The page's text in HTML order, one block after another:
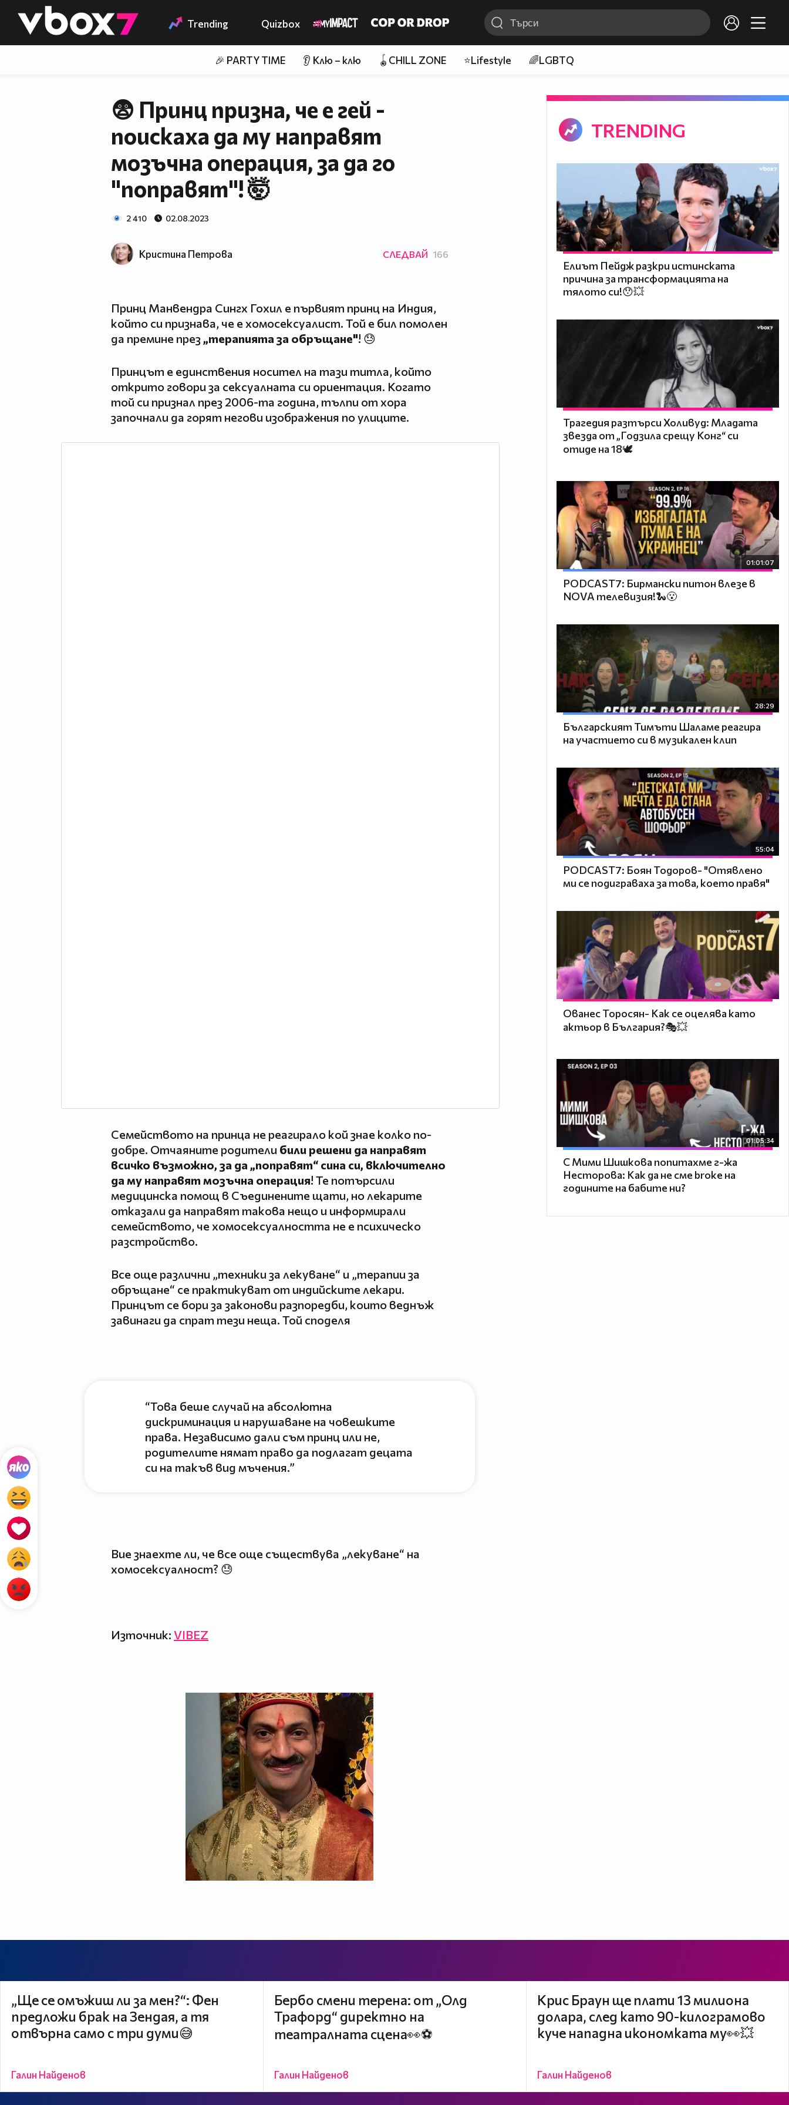
👾 Trending Quizbox
🎉 PARTY TIME 👂 Клю – клю 🪀CHILL ZONE ⭐Lifestyle 🌈LGBTQ
😨 Принц призна, че е гей -
поискаха да му направят
мозъчна операция, за да го
"поправят"! 🤯
2 410 02.08.2023
Кристина Петрова СЛЕДВАЙ 166
Принц Манвендра Сингх Гохил е първият принц на Индия,
който си признава, че е хомосексуалист. Той е бил помолен
да премине през „терапията за обръщане"! 😓
Принцът е единствения носител на тази титла, който
открито говори за сексуалната си ориентация. Когато
той си признал през 2006-та година, тълпи от хора
започнали да горят негови изображения по улиците.
Семейството на принца не реагирало кой знае колко по-
добре. Отчаяните родители били решени да направят
всичко възможно, за да „поправят“ сина си, включително
да му направят мозъчна операция! Те потърсили
медицинска помощ в Съединените щати, но лекарите
отказали да направят такова нещо и информирали
семейството, че хомосексуалността не е психическо
разстройство.
Все още различни „техники за лекуване“ и „терапии за
обръщане“ се практикуват от индийските лекари.
Принцът се бори за законови разпоредби, които веднъж
завинаги да спрат тези неща. Той споделя
“Това беше случай на абсолютна
дискриминация и нарушаване на човешките
права. Независимо дали съм принц или не,
родителите нямат право да подлагат децата
си на такъв вид мъчения.”
Вие знаехте ли, че все още съществува „лекуване“ на
хомосексуалност? 😓
Източник: VIBEZ
„Ще се омъжиш ли за мен?“: Фен
предложи брак на Зендая, а тя
отвърна само с три думи😅
Галин Найденов
Бербо смени терена: от „Олд
Трафорд“ директно на
театралната сцена👀⚽
Галин Найденов
Крис Браун ще плати 13 милиона
долара, след като 90-килограмово
куче нападна икономката му👀💥
Галин Найденов
TRENDING
Елиът Пейдж разкри истинската
причина за трансформацията на
тялото си!😯💥
Трагедия разтърси Холивуд: Младата
звезда от „Годзила срещу Конг“ си
отиде на 18🕊️
01:01:07
PODCAST7: Бирмански питон влезе в
NOVA телевизия!🐍😮
28:29
Българският Тимъти Шаламе реагира
на участието си в музикален клип
55:04
PODCAST7: ‪Боян Тодоров- "Отявлено
ми се подиграваха за това, което правя"
Ованес Торосян- Как се оцелява като
актьор в България?🎭💥
01:05:34
С Мими Шишкова попитахме г-жа
Несторова: Как да не сме broke на
годините на бабите ни?